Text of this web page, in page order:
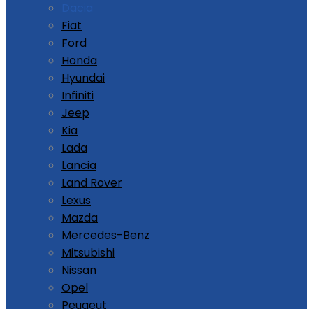
Fiat
Ford
Honda
Hyundai
Infiniti
Jeep
Kia
Lada
Lancia
Land Rover
Lexus
Mazda
Mercedes-Benz
Mitsubishi
Nissan
Opel
Peugeut